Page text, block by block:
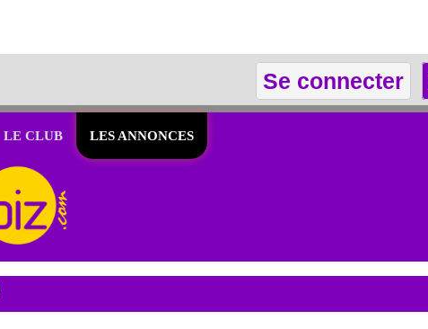
Se connecter
LE CLUB LES ANNONCES